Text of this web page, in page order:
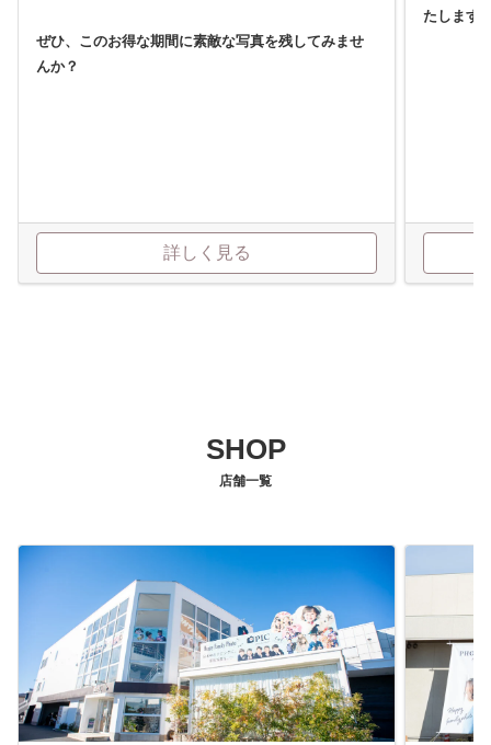
ぜひ、このお得な期間に素敵な写真を残してみませ
んか？
詳しく見る
たします
SHOP
店舗一覧